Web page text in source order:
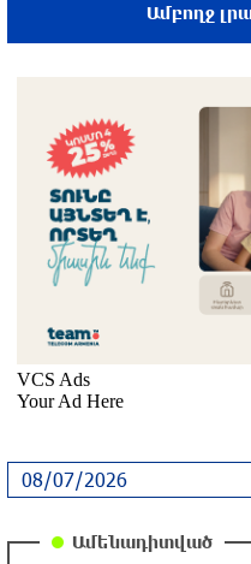
շրջանում
ծառն է
Իրանը և Օմանը
փոխել Հորմուզի
Քոսակյանը
վարորդին դուրս
Ամբողջ
Ամենադիտված